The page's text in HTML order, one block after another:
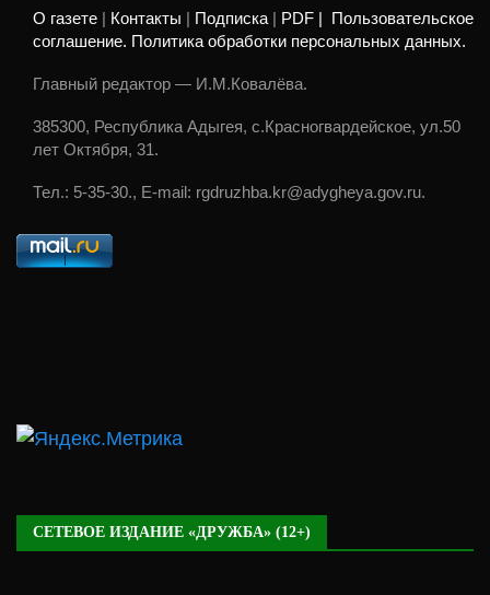
О газете Контакты Подписка PDF |
Пользовательское
соглашение. Политика обработки персональных данных.
Главный редактор — И.М.Ковалёва.
385300, Республика Адыгея, с.Красногвардейское, ул.50
лет Октября, 31.
Тел.: 5-35-30., E-mail: rgdruzhba.kr@adygheya.gov.ru.
СЕТЕВОЕ ИЗДАНИЕ «ДРУЖБА» (12+)